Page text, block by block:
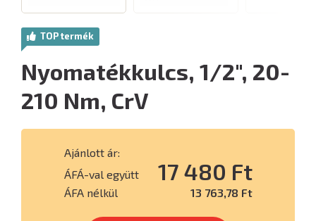
TOP termék
Nyomatékkulcs, 1/2", 20-
210 Nm, CrV
Ajánlott ár:
ÁFÁ-val együtt
17 480 Ft
ÁFA nélkül 13 763,78 Ft